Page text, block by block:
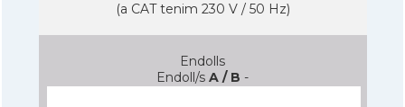
(a CAT tenim 230 V / 50 Hz)
Endolls
Endoll/s A / B -